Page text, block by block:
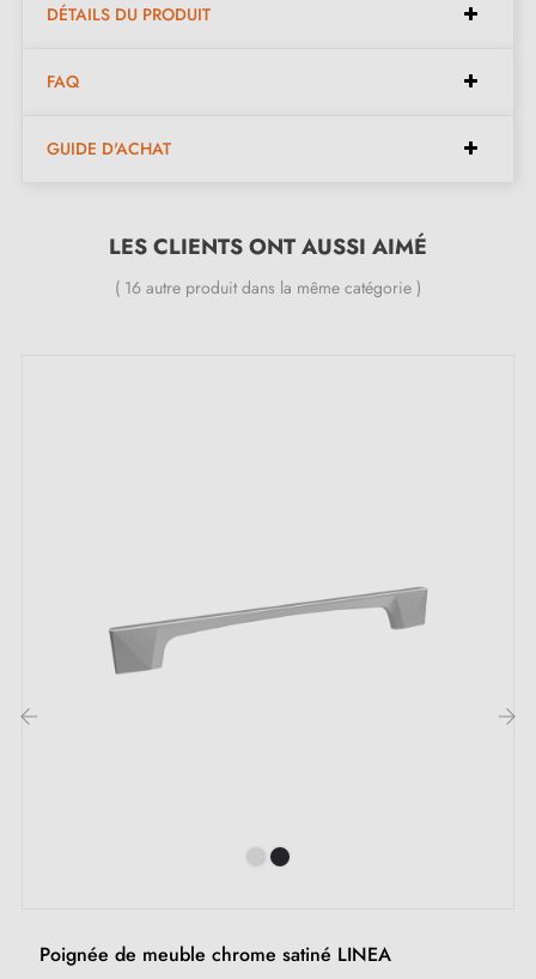
Hauteur :24 mm
Inclus dans le kit :
éclatante qui illumine vos meubles tout en ajoutant une
touche raffinée à votre intérieur. Idéale pour les tiroirs
sur notre boutique Milla poignées.
DÉTAILS DU PRODUIT
FAQ
GUIDE D'ACHAT
LES CLIENTS ONT AUSSI AIMÉ
( 16 autre produit dans la même catégorie )
Poignée de meuble chrome satiné LINEA